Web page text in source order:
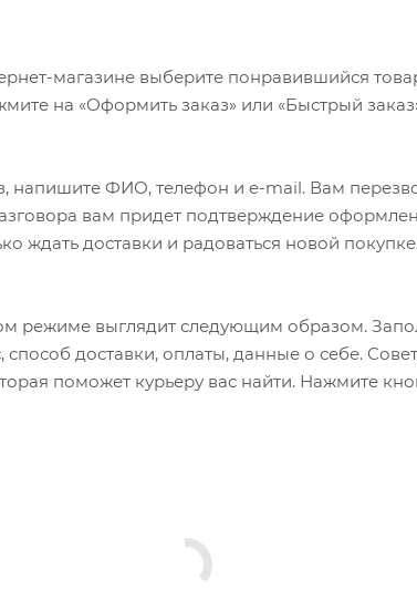
магазине выберите понравившийся
на «Оформить заказ» или «Быстрый
напишите ФИО, телефон и e-mail. Вам
вам придет подтверждение
ждать доставки и радоваться новой
режиме выглядит следующим образом.
способ доставки, оплаты, данные о себе.
поможет курьеру вас найти. Нажмите